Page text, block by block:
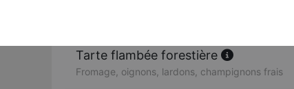
Tarte flambée forestière
Fromage, oignons, lardons, champignons frais